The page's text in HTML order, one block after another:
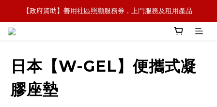
【全新概念】長者護理復康用品，可租可買，彈性選擇
【政府資助】善用社區照顧服務券，上門服務及租用產品
【全新概念】長者護理復康用品，可租可買，彈性選擇
日本【W-GEL】便攜式凝
膠座墊